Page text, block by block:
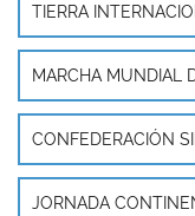
TIERRA
MARCHA MUNDIAL
CONFEDERACIÓN
JORNADA